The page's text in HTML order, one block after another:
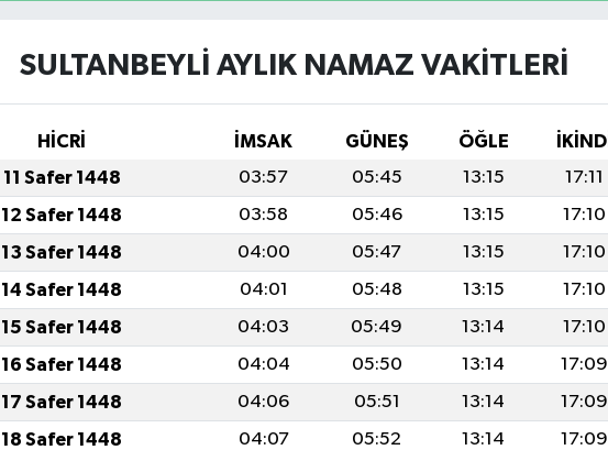
SULTANBEYLİ AYLIK NAMAZ VAKITLERI
HİCRİ İMSAK GÜNEŞ ÖĞLE İKINDI
11 Safer 1448 03:57 05:45 13:15 17:11
12 Safer 1448 03:58 05:46 13:15 17:10
13 Safer 1448 04:00 05:47 13:15 17:10
14 Safer 1448 04:01 05:48 13:15 17:10
15 Safer 1448 04:03 05:49 13:14 17:10
16 Safer 1448 04:04 05:50 13:14 17:09
17 Safer 1448 04:06 05:51 13:14 17:09
18 Safer 1448 04:07 05:52 13:14 17:09